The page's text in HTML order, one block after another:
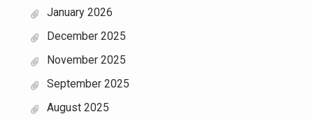
January 2026
December 2025
November 2025
September 2025
August 2025